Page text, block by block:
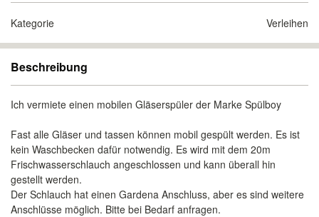
Kategorie Verleihen
Beschreibung
Ich vermiete einen mobilen Gläserspüler der Marke Spülboy
Fast alle Gläser und tassen können mobil gespült werden. Es ist
kein Waschbecken dafür notwendig. Es wird mit dem 20m
Frischwasserschlauch angeschlossen und kann überall hin
gestellt werden.
Der Schlauch hat einen Gardena Anschluss, aber es sind weitere
Anschlüsse möglich. Bitte bei Bedarf anfragen.